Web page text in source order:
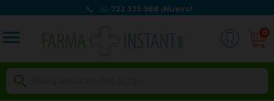
722 335 988 ¡Nuevo!
menu 0
